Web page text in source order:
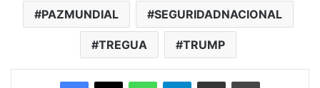
PAZMUNDIAL SEGURIDADNACIONAL
TREGUA TRUMP
Facebook
X WhatsAppTelegramEnviar vía email Imprimir